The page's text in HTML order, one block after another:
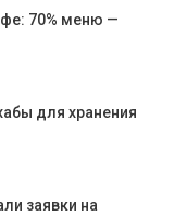
70% меню —
для хранения
заявки на